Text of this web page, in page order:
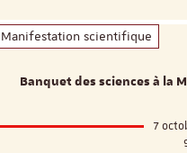
Manifestation scientifique
Banquet des sciences à la
7